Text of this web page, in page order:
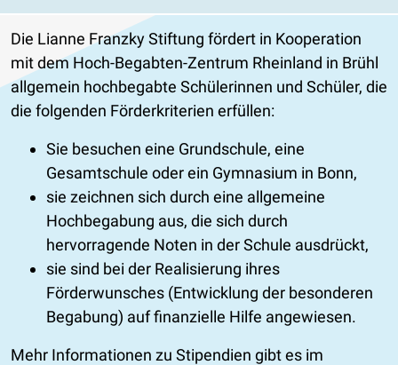
Die Lianne Franzky Stiftung fördert in Kooperation
mit dem Hoch-Begabten-Zentrum Rheinland in Brühl
allgemein hochbegabte Schülerinnen und Schüler, die
die folgenden Förderkriterien erfüllen:
Sie besuchen eine Grundschule, eine
Gesamtschule oder ein Gymnasium in Bonn,
sie zeichnen sich durch eine allgemeine
Hochbegabung aus, die sich durch
hervorragende Noten in der Schule ausdrückt,
sie sind bei der Realisierung ihres
Förderwunsches (Entwicklung der besonderen
Begabung) auf finanzielle Hilfe angewiesen.
Mehr Informationen zu Stipendien gibt es im